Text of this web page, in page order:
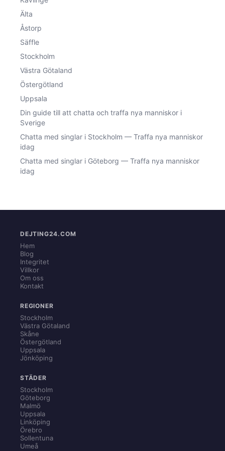
Älta
Åstorp
Säffle
Stockholm
Västra Götaland
Östergötland
Uppsala
Din guide till att chatta och traffa nya manniskor i
Sverige
Chatta med singlar i Stockholm — Traffa nya manniskor
idag
Chatta med singlar i Göteborg — Traffa nya manniskor
idag
DEJTING24.COM
Hem
Blog
Integritet
Villkor
Om oss
Kontakt
REGIONER
Stockholm
Västra Götaland
Skåne
Östergötland
Uppsala
Jönköping
STÄDER
Stockholm
Göteborg
Malmö
Uppsala
Linköping
Örebro
Sollentuna
Umeå